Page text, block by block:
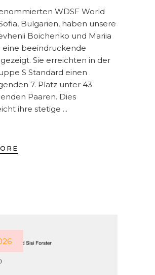
WDSF World
Bulgarien, haben unsere
Boichenko und Mariia
eine beeindruckende
Sie erreichten in der
S Standard einen
7. Platz unter 43
Paaren. Dies
ihre stetige